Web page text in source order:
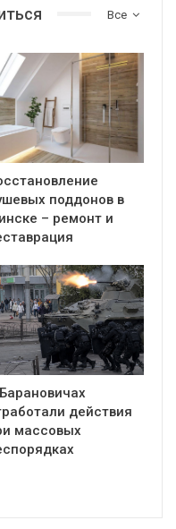
Все
поддонов в
– ремонт и
действия
массовых